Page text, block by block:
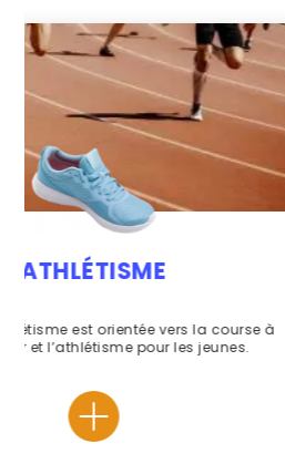
La section Basket vous
Basket des entraînements
Championnats pour